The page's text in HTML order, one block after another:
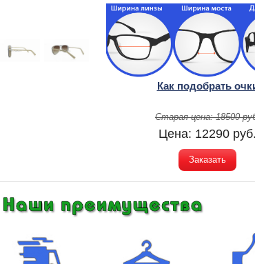
Как подобрать
Старая цена:18500
Цена: 12290 руб.
Заказать